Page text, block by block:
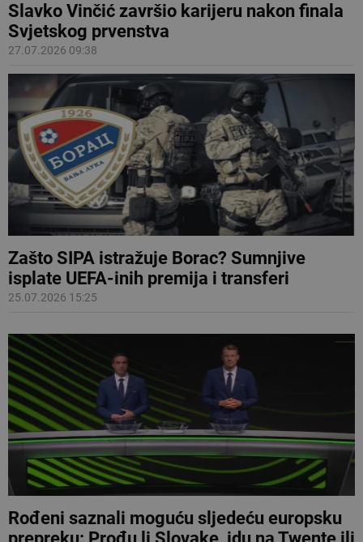
Slavko Vinčić završio karijeru nakon finala
Svjetskog prvenstva
27.07.2026 09:38
Zašto SIPA istražuje Borac? Sumnjive
isplate UEFA-inih premija i transferi
25.07.2026 15:25
Rođeni saznali moguću sljedeću europsku